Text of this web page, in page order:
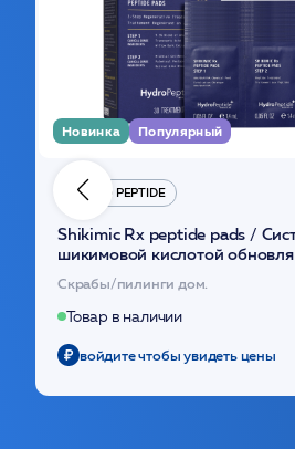
Новинка Популярный
HYDRO PEPTIDE
Shikimic Rx peptide pads /
шикимовой кислотой
(30шт) /HP
Скрабы/пилинги дом.
Товар в наличии
войдите чтобы увидеть цены